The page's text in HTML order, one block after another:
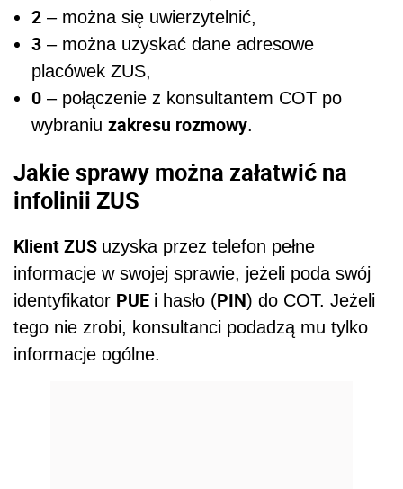
2 – można się uwierzytelnić,
3 – można uzyskać dane adresowe
placówek ZUS,
0 – połączenie z konsultantem COT po
wybraniu zakresu rozmowy.
Jakie sprawy można załatwić na
infolinii ZUS
Klient ZUS uzyska przez telefon pełne
informacje w swojej sprawie, jeżeli poda swój
identyfikator PUE i hasło (PIN) do COT. Jeżeli
tego nie zrobi, konsultanci podadzą mu tylko
informacje ogólne.